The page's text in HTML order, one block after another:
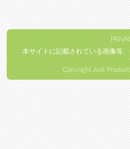
本サイトに記載されている画像等
Copyright Just